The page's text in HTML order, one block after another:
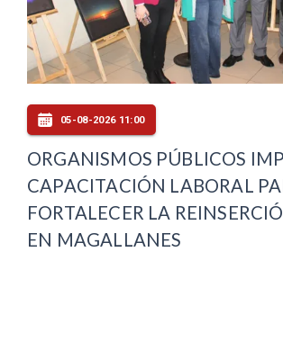
05-08-2026 11:00
ORGANISMOS PÚBLICOS
CAPACITACIÓN LABORAL
FORTALECER LA
EN MAGALLANES